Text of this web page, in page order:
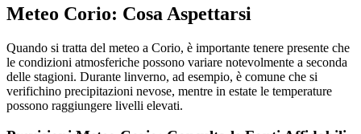
Meteo Corio: Cosa Aspettarsi
Quando si tratta del meteo a Corio, è importante tenere presente che
le condizioni atmosferiche possono variare notevolmente a seconda
delle stagioni. Durante linverno, ad esempio, è comune che si
verifichino precipitazioni nevose, mentre in estate le temperature
possono raggiungere livelli elevati.